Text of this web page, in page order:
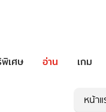
เศษ อ่าน เกม
หน้า